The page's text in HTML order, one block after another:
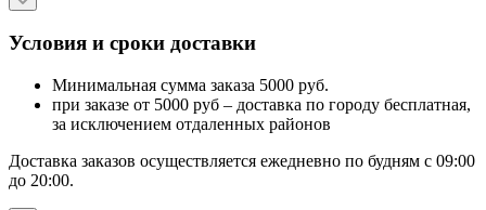
Условия и сроки доставки
Минимальная сумма заказа 5000 руб.
при заказе от 5000 руб – доставка по городу бесплатная,
за исключением отдаленных районов
Доставка заказов осуществляется ежедневно по будням с 09:00
до 20:00.